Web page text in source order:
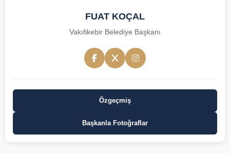
FUAT KOÇAL
Vakıfikebir Belediye Başkanı
Özgeçmiş
Başkanla Fotoğraflar